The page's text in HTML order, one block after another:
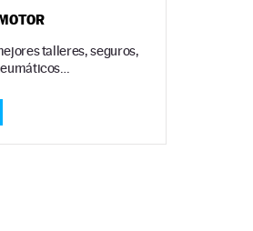
talleres, seguros,